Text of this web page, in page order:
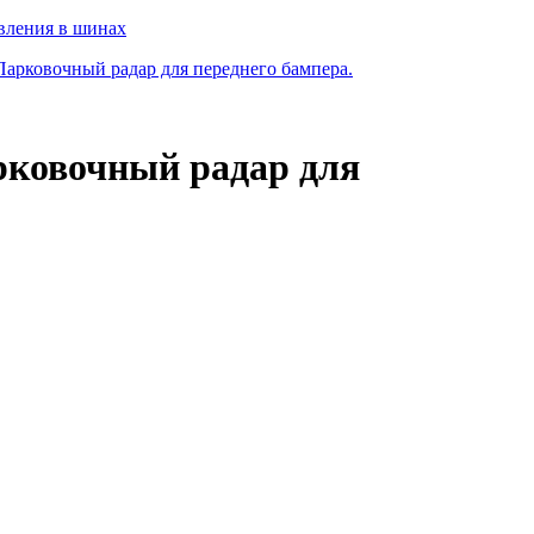
в шинах
радар для